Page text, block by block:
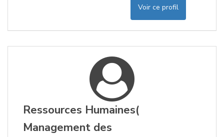
Voir ce profil
Ressources Humaines(
Management des